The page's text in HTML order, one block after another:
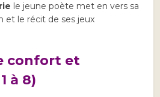
le jeune poète met en vers sa
et le récit de ses jeux
confort et
à 8)